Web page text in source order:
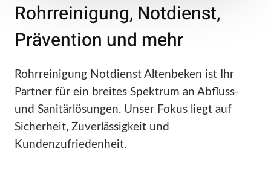
Rohrreinigung, Notdienst,
Prävention und mehr
Rohrreinigung Notdienst Altenbeken ist Ihr
Partner für ein breites Spektrum an Abfluss-
und Sanitärlösungen. Unser Fokus liegt auf
Sicherheit, Zuverlässigkeit und
Kundenzufriedenheit.